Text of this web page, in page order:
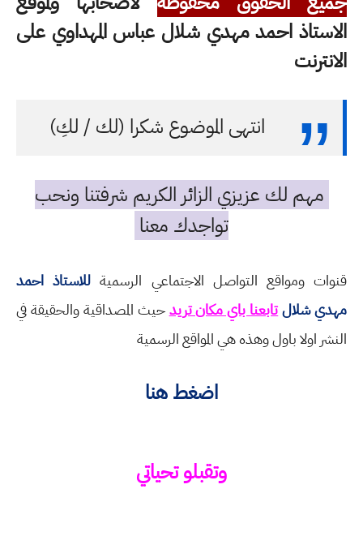
الاستاذ احمد مهدي شلال عباس المهداوي على
الانترنت
انتهى الموضوع شكرا (لك / لكِ)
مهم لك عزيزي الزائر الكريم شرفتنا ونحب
تواجدك معنا
قنوات ومواقع التواصل الاجتماعي الرسمية للاستاذ احمد
مهدي شلالتابعنا باي مكان تريدحيث المصداقية والحقيقة في
النشر اولا باول وهذه هي المواقع الرسمية
اضغط هنا
وتقبلو تحياتي